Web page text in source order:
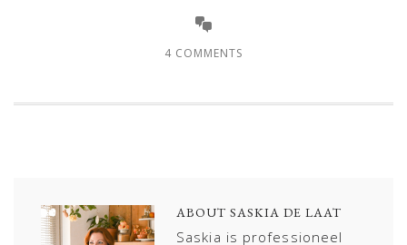
4 COMMENTS
ABOUT SASKIA DE LAAT
Saskia is professioneel